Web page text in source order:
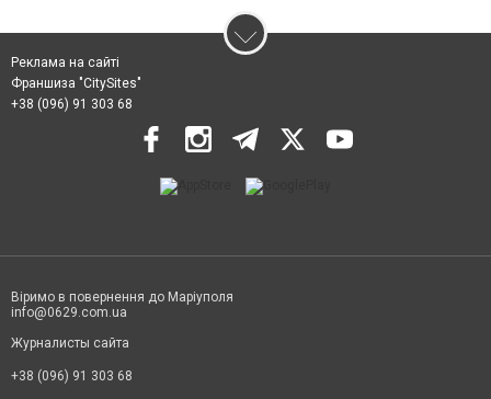
Реклама на сайті
Франшиза "CitySites"
+38 (096) 91 303 68
Віримо в повернення до Маріуполя
info@0629.com.ua
Журналисты сайта
+38 (096) 91 303 68